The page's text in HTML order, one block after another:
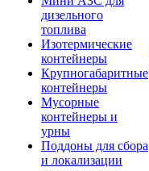
дизельного
топлива
Изотермические
контейнеры
Крупногабаритные
контейнеры
Мусорные
контейнеры и
урны
Поддоны для сбора
и локализации